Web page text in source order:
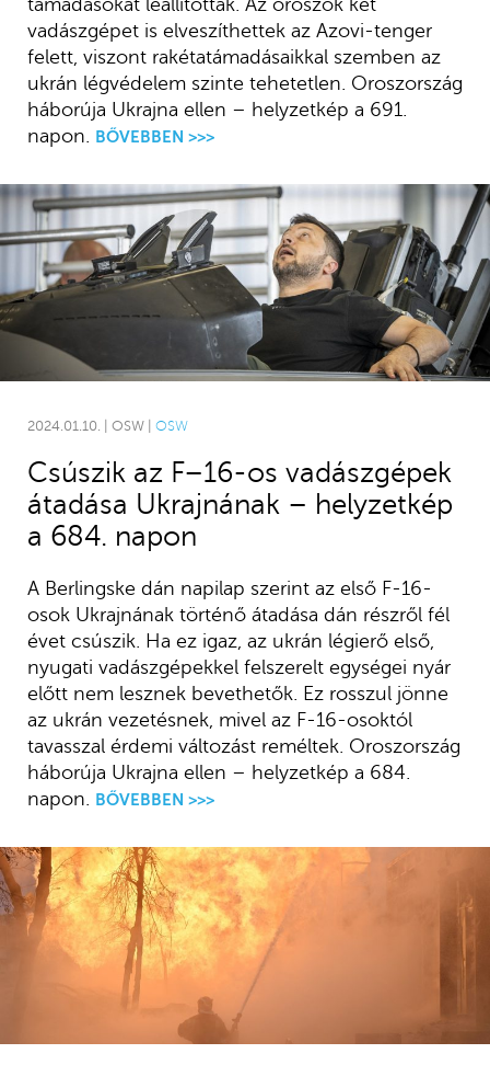
vadászgépet is elveszíthettek az Azovi-tenger
felett, viszont rakétatámadásaikkal szemben az
ukrán légvédelem szinte tehetetlen. Oroszország
háborúja Ukrajna ellen – helyzetkép a 691.
napon.
BŐVEBBEN >>>
2024.01.10. | OSW | OSW
Csúszik az F–16-os vadászgépek
átadása Ukrajnának – helyzetkép
a 684. napon
A Berlingske dán napilap szerint az első F-16-
osok Ukrajnának történő átadása dán részről fél
évet csúszik. Ha ez igaz, az ukrán légierő első,
nyugati vadászgépekkel felszerelt egységei nyár
előtt nem lesznek bevethetők. Ez rosszul jönne
az ukrán vezetésnek, mivel az F-16-osoktól
tavasszal érdemi változást reméltek. Oroszország
háborúja Ukrajna ellen – helyzetkép a 684.
napon. BŐVEBBEN >>>